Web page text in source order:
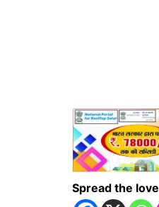
Spread the love